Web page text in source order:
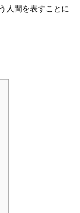
人間を表すことに